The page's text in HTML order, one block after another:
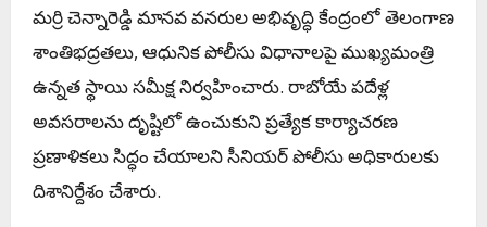
మర్రి చెన్నారెడ్డి మానవ వనరుల అభివృద్ధి కేంద్రంలో తెలంగాణ
శాంతిభద్రతలు, ఆధునిక పోలీసు విధానాలపై ముఖ్యమంత్రి
ఉన్నత స్థాయి సమీక్ష నిర్వహించారు. రాబోయే పదేళ్ల
అవసరాలను దృష్టిలో ఉంచుకుని ప్రత్యేక కార్యాచరణ
ప్రణాళికలు సిద్ధం చేయాలని సీనియర్ పోలీసు అధికారులకు
దిశానిర్దేశం చేశారు.